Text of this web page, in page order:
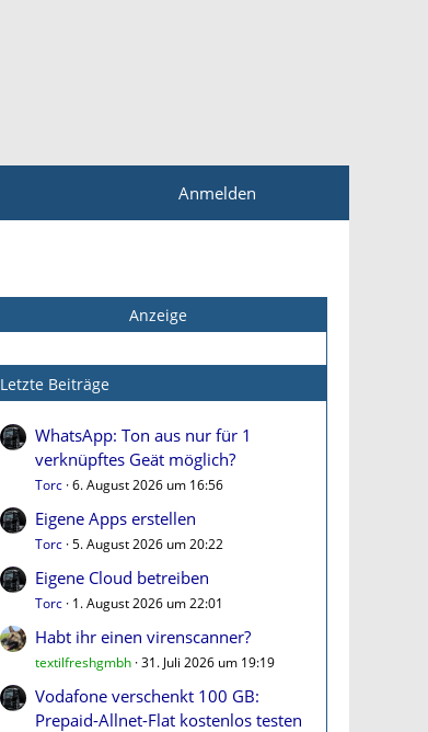
Anmelden
Anzeige
Letzte Beiträge
WhatsApp: Ton aus nur für 1
verknüpftes Geät möglich?
Torc 6. August 2026 um 16:56
Eigene Apps erstellen
Torc 5. August 2026 um 20:22
Eigene Cloud betreiben
Torc 1. August 2026 um 22:01
Habt ihr einen virenscanner?
textilfreshgmbh 31. Juli 2026 um 19:19
Vodafone verschenkt 100 GB:
Prepaid-Allnet-Flat kostenlos testen